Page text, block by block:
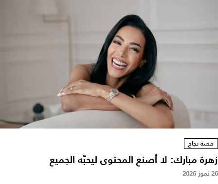
قصة نجاح
زهرة مبارك: لا أصنع المحتوى ليحبّه الجميع
26 تموز 2026